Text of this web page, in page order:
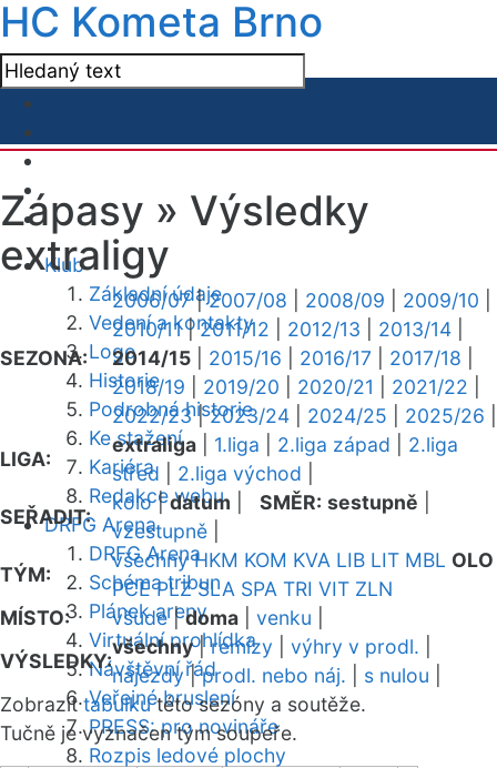
HC Kometa Brno
Klub
Základní údaje
Vedení a kontakty
Logo
Historie
Podrobná historie
Ke stažení
Kariéra
Redakce webu
DRFG Arena
DRFG Arena
Schéma tribun
Plánek areny
Virtuální prohlídka
Návštěvní řád
Veřejné bruslení
PRESS: pro novináře
Rozpis ledové plochy
Zápasy » Výsledky
extraligy
SEZONA:
2006/07|2007/08 2008/09 2009/10
2010/11|2011/12 2012/13 2013/14
2014/15
2015/16 2016/17 2017/18
2018/19
2019/20 2020/21 2021/22
2022/23|2023/24 2024/25 2025/26
LIGA:
extraliga 1.liga 2.liga západ
2.liga
střed
2.liga východ
SEŘADIT:
kolo|datum SMĚR: sestupně
vzestupně
TÝM:
všechny HKM KOM KVA LIB LIT MBL OLO
PCE PLZ SLA SPA TRI VIT ZLN
MÍSTO:
všude|doma venku
VÝSLEDKY:
všechny|remízy výhry v prodl.
nájezdy|prodl. nebo náj. s nulou
Zobrazittabulkutéto sezóny a soutěže.
Tučně je vyznačen tým soupeře.